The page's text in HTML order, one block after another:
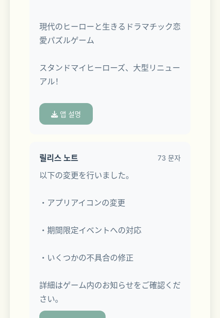
現代のヒーローと生きるドラマチック恋
愛パズルゲーム
スタンドマイヒーローズ、大型リニュー
アル！
仮メンバーとして配属されたアナタに、
だった。
一筋縄ではいかないカレらのスカウト業
務に奔走するアナタは、
앱 설명
릴리스 노트 73 문자
以下の変更を行いました。
・アプリアイコンの変更
・期間限定イベントへの対応
・いくつかの不具合の修正
詳細はゲーム内のお知らせをご確認くだ
さい。